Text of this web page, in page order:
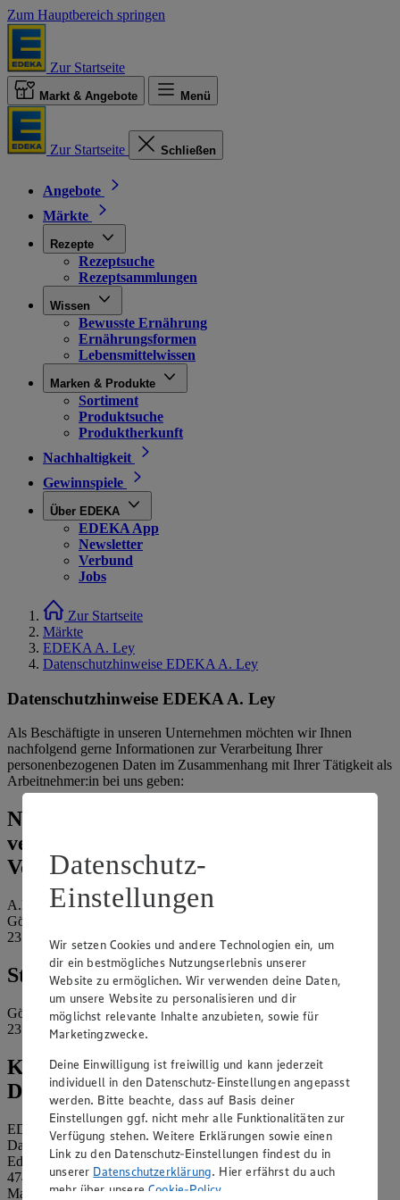
Zum Hauptbereich springen
Zur Startseite
Markt & Angebote Menü
Zur Startseite Schließen
Angebote
Märkte
Rezepte
Rezeptsuche
Rezeptsammlungen
Wissen
Bewusste Ernährung
Ernährungsformen
Lebensmittelwissen
Marken & Produkte
Sortiment
Produktsuche
Produktherkunft
Nachhaltigkeit
Gewinnspiele
Über EDEKA
EDEKA App
Newsletter
Verbund
Jobs
Zur Startseite
Märkte
EDEKA A. Ley
Datenschutzhinweise EDEKA A. Ley
Datenschutzhinweise EDEKA A. Ley
Als Beschäftigte in unseren Unternehmen möchten wir Ihnen
nachfolgend gerne Informationen zur Verarbeitung Ihrer
personenbezogenen Daten im Zusammenhang mit Ihrer Tätigkeit als
Arbeitnehmer:in bei uns geben:
Name und Kontaktdaten der
verantwortlichen Stelle und ggf. deren
Vertretung:
A.Ley Oldenburg Lebensmittelvert.
Göhler Straße 7
23758 Oldenburg
Standort des Marktes:
Göhler Straße 7
23758 Oldenburg
Kontaktdaten des betrieblichen
Datenschutzbeauftragten:
EDEKA Nordwest Stiftung & Co. KG
Datenschutzbeauftragter
Edekaplatz 1
47445 Moers
Mail:
nw_datenschutz@edeka.de
Datenschutz-
Einstellungen
Wir setzen Cookies und andere Technologien ein, um
dir ein bestmögliches Nutzungserlebnis unserer
Website zu ermöglichen. Wir verwenden deine Daten,
um unsere Website zu personalisieren und dir
möglichst relevante Inhalte anzubieten, sowie für
Marketingzwecke.
Deine Einwilligung ist freiwillig und kann jederzeit
individuell in den Datenschutz-Einstellungen angepasst
werden. Bitte beachte, dass auf Basis deiner
Einstellungen ggf. nicht mehr alle Funktionalitäten zur
Verfügung stehen. Weitere Erklärungen sowie einen
Link zu den Datenschutz-Einstellungen findest du in
unserer Datenschutzerklärung. Hier erfährst du auch
mehr über unsereCookie-Policy.